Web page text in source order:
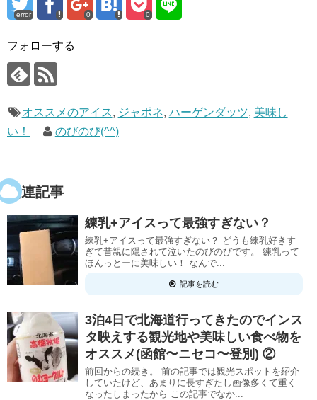
error 0 0
フォローする
オススメのアイス, ジャポネ, ハーゲンダッツ, 美味し
い！
のびのび(^^)
関連記事
練乳+アイスって最強すぎない？
練乳+アイスって最強すぎない？ どうも練乳好きす
ぎて昔親に隠されて泣いたのびのびです。 練乳って
ほんっとーに美味しい！ なんで...
記事を読む
3泊4日で北海道行ってきたのでインス
タ映えする観光地や美味しい食べ物を
オススメ(函館〜ニセコ〜登別) ②
前回からの続き。 前の記事では観光スポットを紹介
していたけど、あまりに長すぎたし画像多くて重く
なったしまったから この記事でなか...